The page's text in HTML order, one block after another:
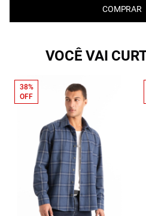
COMPRAR
VOCÊ VAI
38%
OFF